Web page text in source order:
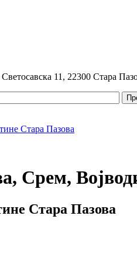
11, 22300 Стара
Срем,
Стара Пазова